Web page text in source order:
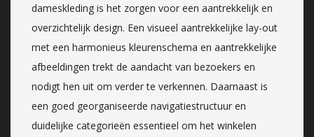
dameskleding is het zorgen voor een aantrekkelijk en
overzichtelijk design. Een visueel aantrekkelijke lay-out
met een harmonieus kleurenschema en aantrekkelijke
afbeeldingen trekt de aandacht van bezoekers en
nodigt hen uit om verder te verkennen. Daarnaast is
een goed georganiseerde navigatiestructuur en
duidelijke categorieën essentieel om het winkelen